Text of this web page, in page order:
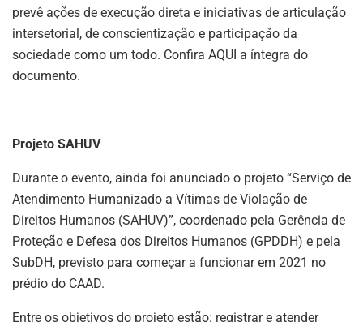
prevê ações de execução direta e iniciativas de articulação
intersetorial, de conscientização e participação da
sociedade como um todo. Confira AQUI a íntegra do
documento.
Projeto SAHUV
Durante o evento, ainda foi anunciado o projeto “Serviço de
Atendimento Humanizado a Vítimas de Violação de
Direitos Humanos (SAHUV)”, coordenado pela Gerência de
Proteção e Defesa dos Direitos Humanos (GPDDH) e pela
SubDH, previsto para começar a funcionar em 2021 no
prédio do CAAD.
Entre os objetivos do projeto estão: registrar e atender